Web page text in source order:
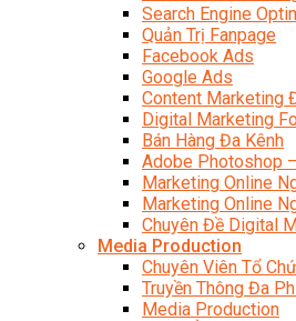
Search Engine
Quản Trị Fanpage
Facebook Ads
Google Ads
Content Marketing
Digital Marketing
Bán Hàng Đa Kênh
Adobe Photoshop
Marketing Online
Marketing Online
Chuyên Đề Digital
Media Production
Chuyên Viên Tổ
Truyền Thông Đa
Media Production